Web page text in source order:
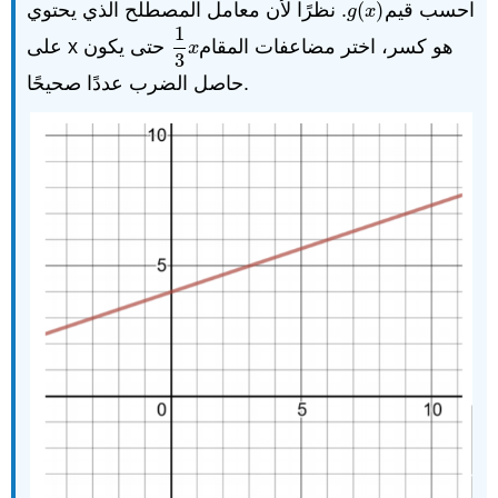
احسب قيم g(x)
g(x)
. نظرًا لأن معامل المصطلح الذي يحتوي
على x هو كسر، اختر مضاعفات المقام
1
3
x
13x
حتى يكون
حاصل الضرب عددًا صحيحًا.